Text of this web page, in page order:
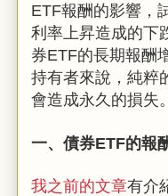
ETF報酬的影響，
利率上昇造成的下
券ETF的長期報酬
持有者來說，純粹
會造成永久的損失。
一、債券ETF的報
我之前的文章有介